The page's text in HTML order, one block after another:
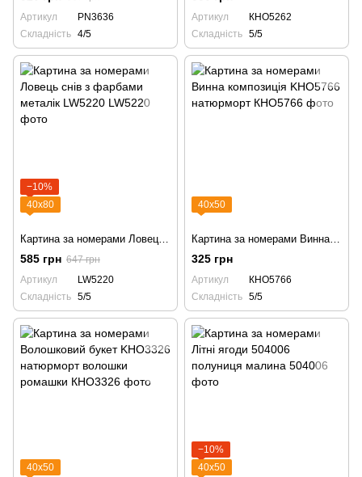
Артикул
PN3636
Складність 4/5
Артикул
КНО5262
Складність 5/5
−10%
40х80
Картина за номерами Ловець снів з фарбами металік LW5220
585 грн 647 грн
Артикул
LW5220
Складність 5/5
40х50
Картина за номерами Винна композиція KHO5766 натюрморт
325 грн
Артикул
КНО5766
Складність 5/5
40х50
−10%
40х50